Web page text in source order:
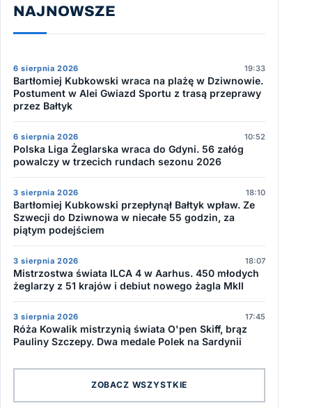
NAJNOWSZE
6 sierpnia 2026 19:33
Bartłomiej Kubkowski wraca na plażę w Dziwnowie.
Postument w Alei Gwiazd Sportu z trasą przeprawy
przez Bałtyk
6 sierpnia 2026 10:52
Polska Liga Żeglarska wraca do Gdyni. 56 załóg
powalczy w trzecich rundach sezonu 2026
3 sierpnia 2026 18:10
Bartłomiej Kubkowski przepłynął Bałtyk wpław. Ze
Szwecji do Dziwnowa w niecałe 55 godzin, za
piątym podejściem
3 sierpnia 2026 18:07
Mistrzostwa świata ILCA 4 w Aarhus. 450 młodych
żeglarzy z 51 krajów i debiut nowego żagla MkII
3 sierpnia 2026 17:45
Róża Kowalik mistrzynią świata O'pen Skiff, brąz
Pauliny Szczepy. Dwa medale Polek na Sardynii
ZOBACZ WSZYSTKIE